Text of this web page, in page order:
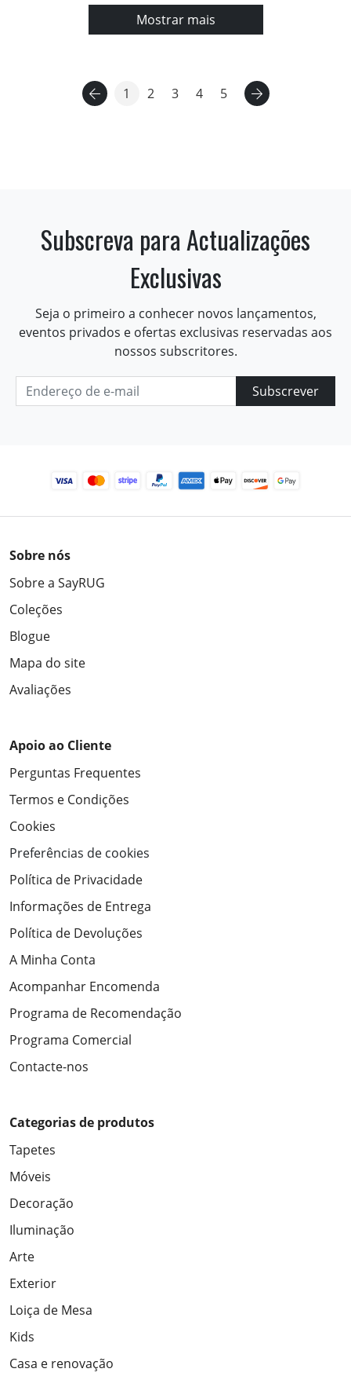
Mostrar mais
1 2 3 4 5
Subscreva para Actualizações
Exclusivas
Seja o primeiro a conhecer novos lançamentos,
eventos privados e ofertas exclusivas reservadas aos
nossos subscritores.
Subscrever
Sobre nós
Sobre a SayRUG
Coleções
Blogue
Mapa do site
Avaliações
Apoio ao Cliente
Perguntas Frequentes
Termos e Condições
Cookies
Preferências de cookies
Política de Privacidade
Informações de Entrega
Política de Devoluções
A Minha Conta
Acompanhar Encomenda
Programa de Recomendação
Programa Comercial
Contacte-nos
Categorias de produtos
Tapetes
Móveis
Decoração
Iluminação
Arte
Exterior
Loiça de Mesa
Kids
Casa e renovação